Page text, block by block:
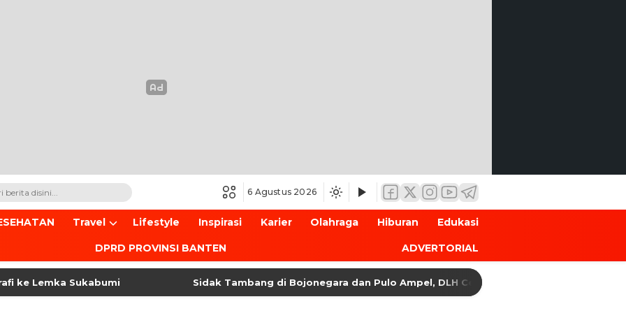
6 Agustus 2026
Travel Lifestyle Inspirasi Karier Olahraga Hiburan Edukasi
DPRD PROVINSI BANTEN ADVERTORIAL
Sukabumi Sidak Tambang di Bojonegara dan Pulo Ampel, DLH Cek Dokumen Perizinan Perusahaan